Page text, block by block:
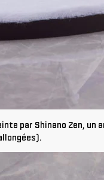
par Shinano Zen,